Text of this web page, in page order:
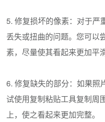
5. 修复损坏的像素：对于严
丢失或扭曲的问题。您可以
素，尽量使其看起来更加平
6. 修复缺失的部分：如果照
试使用复制粘贴工具复制周
上，使之看起来更加完整。